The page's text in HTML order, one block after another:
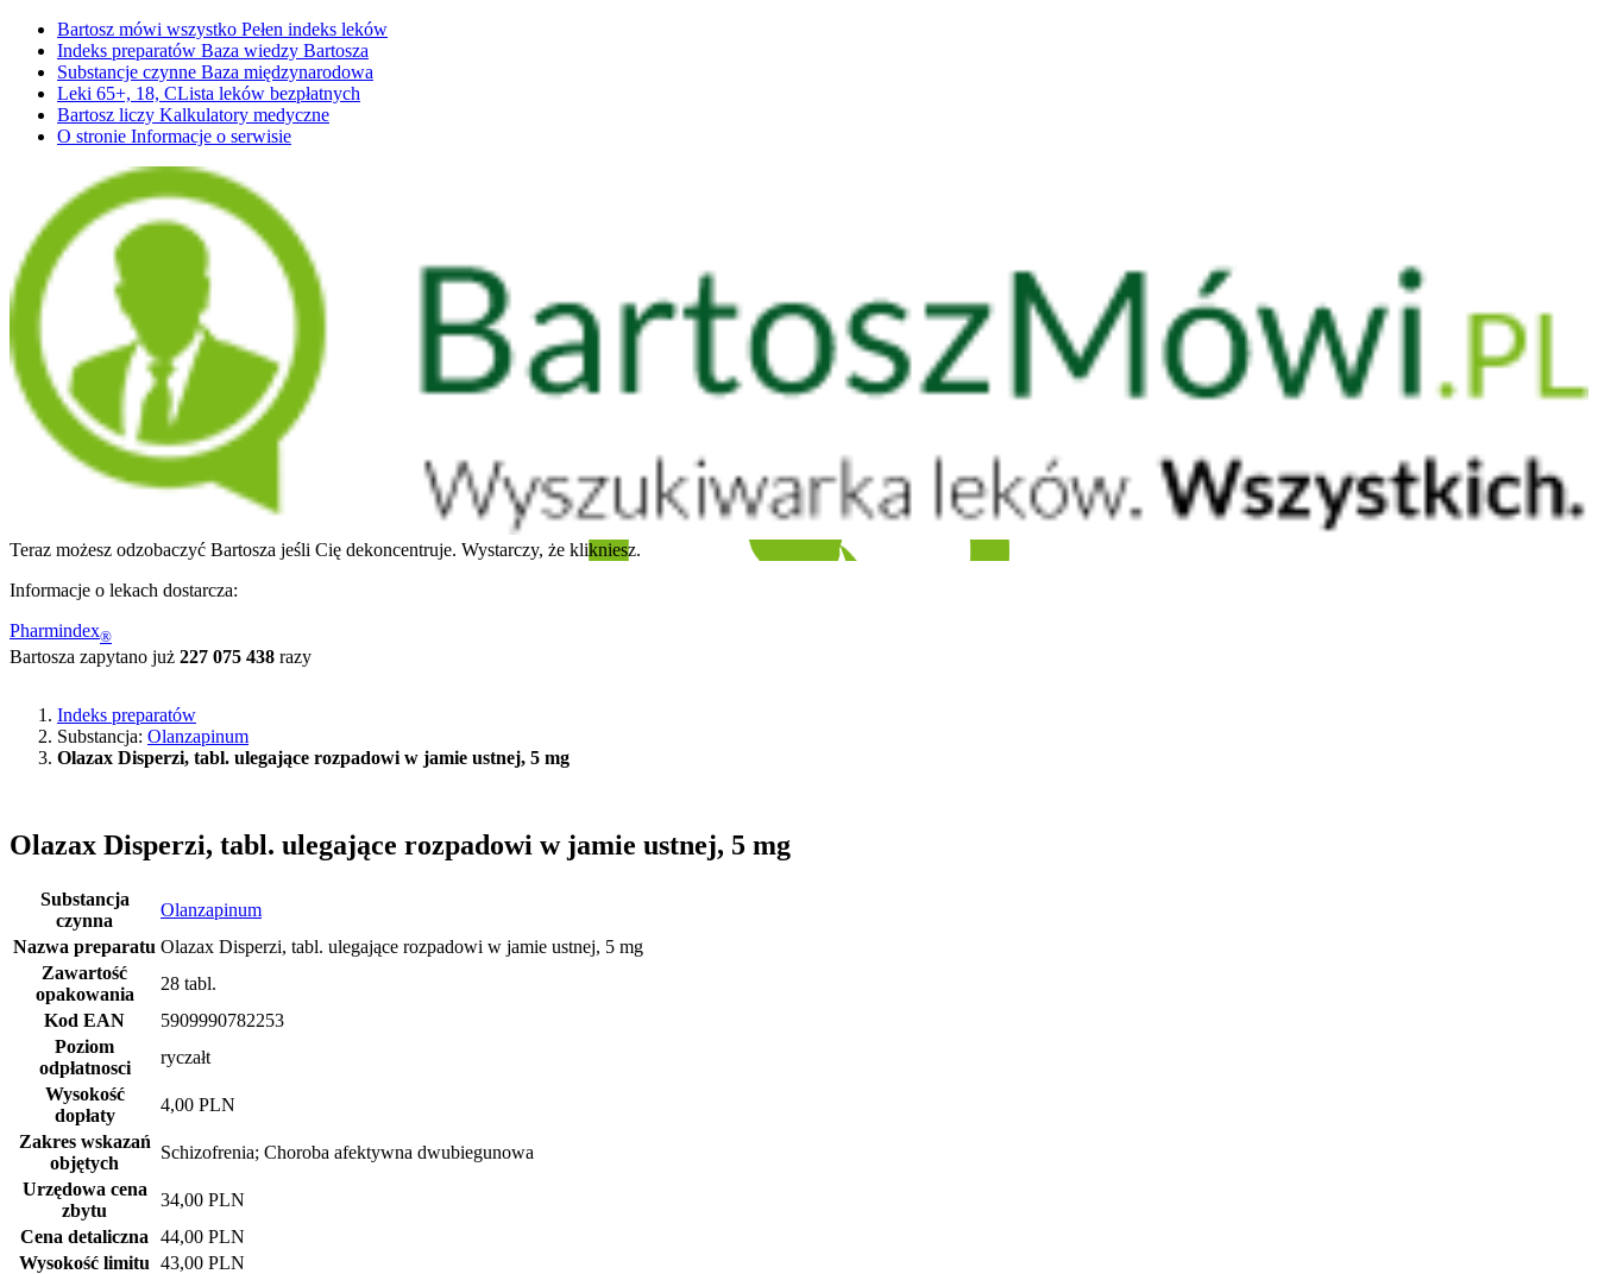
Bartosz mówi wszystko Pełen indeks leków
Indeks preparatów Baza wiedzy Bartosza
Substancje czynne Baza międzynarodowa
Leki 65+, 18, CLista leków bezpłatnych
Bartosz liczy Kalkulatory medyczne
O stronie Informacje o serwisie
Teraz możesz odzobaczyć Bartosza jeśli Cię dekoncentruje. Wystarczy, że klikniesz.
Informacje o lekach dostarcza:
Pharmindex®
Bartosza zapytano już 227 075 438 razy
Indeks preparatów
Substancja: Olanzapinum
Olazax Disperzi, tabl. ulegające rozpadowi w jamie ustnej, 5 mg
Olazax Disperzi, tabl. ulegające rozpadowi w jamie ustnej, 5 mg
Substancja
czynna
Olanzapinum
Nazwa preparatu Olazax Disperzi, tabl. ulegające rozpadowi w jamie ustnej, 5 mg
Zawartość
opakowania
28 tabl.
Kod EAN
5909990782253
Poziom
odpłatnosci
ryczałt
Wysokość
dopłaty
4,00 PLN
Zakres wskazań
objętych
Schizofrenia; Choroba afektywna dwubiegunowa
Urzędowa cena
zbytu
34,00 PLN
Cena detaliczna
44,00 PLN
Wysokość limitu 43,00 PLN